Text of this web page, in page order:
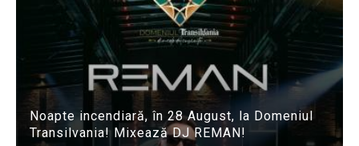
Noapte incendiară, în 28 August, la Domeniul
Transilvania! Mixează DJ REMAN!